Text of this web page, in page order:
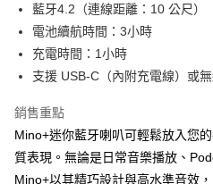
臺灣中小企業銀行
匯豐（台灣）商業銀行
聯邦商業銀行
元大商業銀行
玉山商業銀行
台灣樂天信用卡公司
國泰世華商業銀行
臺灣中小企業銀行
匯豐（台灣）商業銀行
聯邦商業銀行
元大商業銀行
玉山商業銀行
台灣樂天信用卡公司
ATM付款
運送方式
每筆NT$80，滿NT$1,000(含以上)
付款後7-11取貨
每筆NT$80，滿NT$1,000(含以上)
藍牙4.2（連線距離：10 公尺）
電池續航時間：3小時
充電時間：1小時
支援 USB-C（內附充電線）或
銷售重點
Mino+迷你藍牙喇叭可輕鬆放入您
質表現。無論是日常音樂播放、
Mino+以其精巧設計與高水準音效